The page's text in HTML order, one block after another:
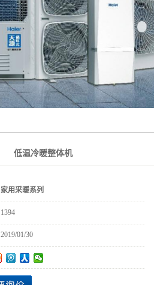
低温冷暖整体机
家用采暖系列
1394
2019/01/30